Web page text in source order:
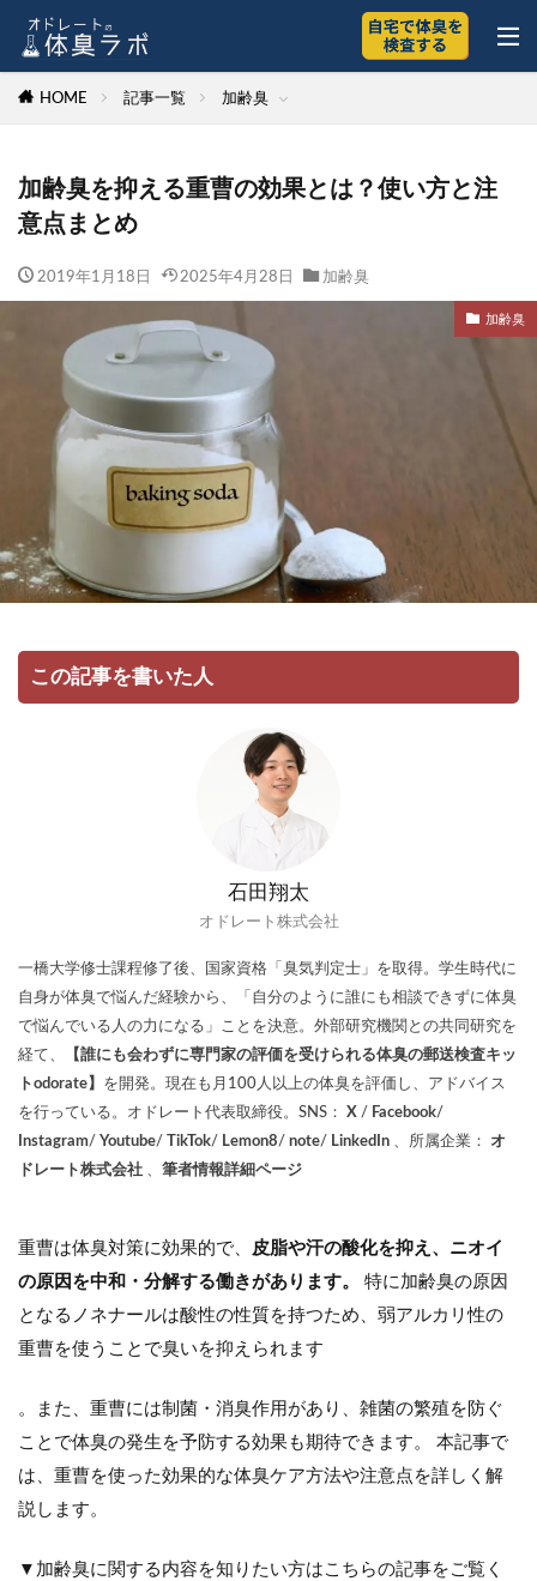
HOME 記事一覧 加齢臭
加齢臭を抑える重曹の効果とは？使い方と注
意点まとめ
2019年1月18日 2025年4月28日 加齢臭
加齢臭
この記事を書いた人
石田翔太
オドレート株式会社
一橋大学修士課程修了後、国家資格「臭気判定士」を取得。学生時代に
自身が体臭で悩んだ経験から、「自分のように誰にも相談できずに体臭
で悩んでいる人の力になる」ことを決意。外部研究機関との共同研究を
経て、
【誰にも会わずに専門家の評価を受けられる体臭の郵送検査キッ
トodorate】 を開発。現在も月100人以上の体臭を評価し、アドバイス
を行っている。オドレート代表取締役。SNS： X / Facebook/
Instagram/ Youtube/ TikTok/ Lemon8/ note/ LinkedIn 、所属企業： オ
ドレート株式会社 、 筆者情報詳細ページ
重曹は体臭対策に効果的で、 皮脂や汗の酸化を抑え、ニオイ
の原因を中和・分解する働きがあります。
特に加齢臭の原因
となるノネナールは酸性の性質を持つため、弱アルカリ性の
重曹を使うことで臭いを抑えられます
。また、重曹には制菌・消臭作用があり、雑菌の繁殖を防ぐ
ことで体臭の発生を予防する効果も期待できます。 本記事で
は、重曹を使った効果的な体臭ケア方法や注意点を詳しく解
説します。
▼加齢臭に関する内容を知りたい方はこちらの記事をご覧く